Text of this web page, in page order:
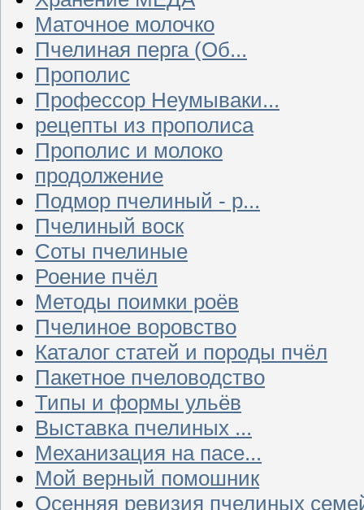
Маточное молочко
Пчелиная перга (Об...
Прополис
Профессор Неумываки...
рецепты из прополиса
Прополис и молоко
продолжение
Подмор пчелиный - р...
Пчелиный воск
Соты пчелиные
Роение пчёл
Методы поимки роёв
Пчелиное воровство
Каталог статей и породы пчёл
Пакетное пчеловодство
Типы и формы ульёв
Выставка пчелиных ...
Механизация на пасе...
Мой верный помошник
Осенняя ревизия пчелиных